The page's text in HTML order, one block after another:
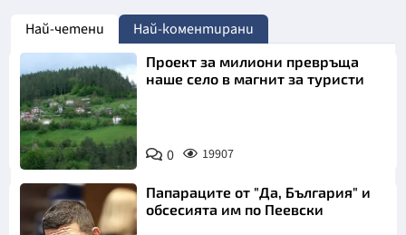
Най-четени Най-коментирани
Проект за милиони превръща
наше село в магнит за туристи
0 19907
Папараците от "Да, България" и
обсесията им по Пеевски